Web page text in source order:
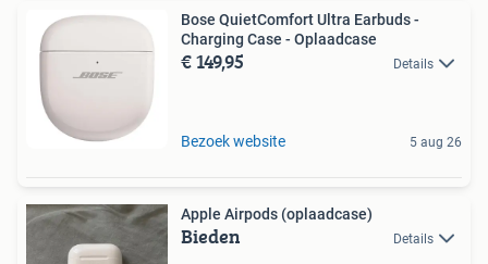
Bose QuietComfort Ultra Earbuds -
Charging Case - Oplaadcase
€ 149,95 Details
Bezoek website 5 aug 26
Apple Airpods (oplaadcase)
Bieden Details